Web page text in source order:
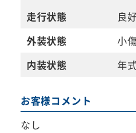
走行状態
良
外装状態
小
内装状態
年
お客様コメント
なし